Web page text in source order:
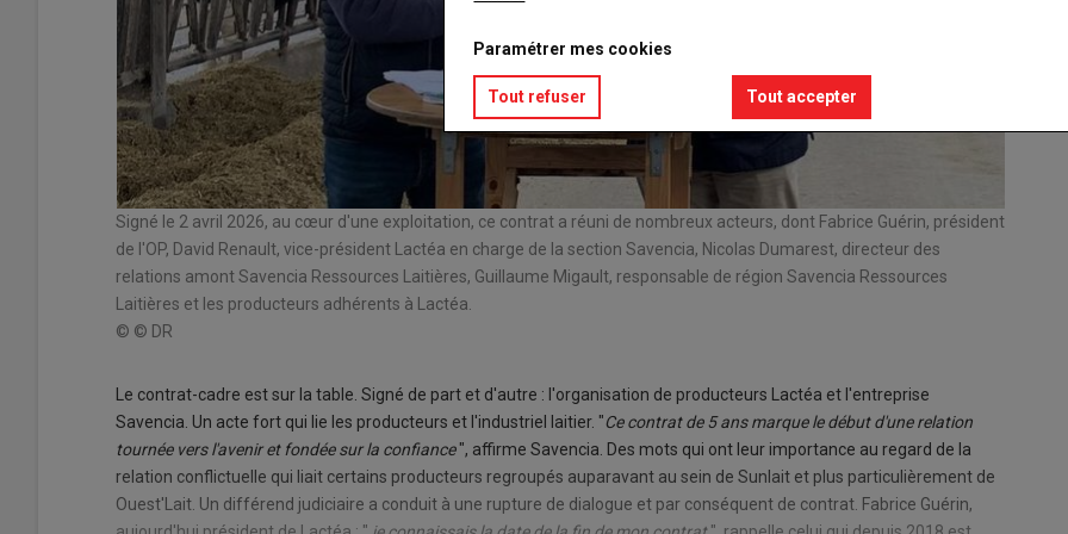
Signé le 2 avril 2026, au cœur d'une exploitation, ce contrat a réuni de nombreux acteurs, dont Fabrice Guérin, président
de l'OP, David Renault, vice-président Lactéa en charge de la section Savencia, Nicolas Dumarest, directeur des
relations amont Savencia Ressources Laitières, Guillaume Migault, responsable de région Savencia Ressources
Laitières et les producteurs adhérents à Lactéa.
© © DR
Le contrat-cadre est sur la table. Signé de part et d'autre : l'organisation de producteurs Lactéa et l'entreprise
Savencia. Un acte fort qui lie les producteurs et l'industriel laitier. "Ce contrat de 5 ans marque le début d'une relation
tournée vers l'avenir et fondée sur la confiance", affirme Savencia. Des mots qui ont leur importance au regard de la
relation conflictuelle qui liait certains producteurs regroupés auparavant au sein de Sunlait et plus particulièrement de
Ouest'Lait. Un différend judiciaire a conduit à une rupture de dialogue et par conséquent de contrat. Fabrice Guérin,
Paramétrer mes cookies
Tout refuser Tout accepter